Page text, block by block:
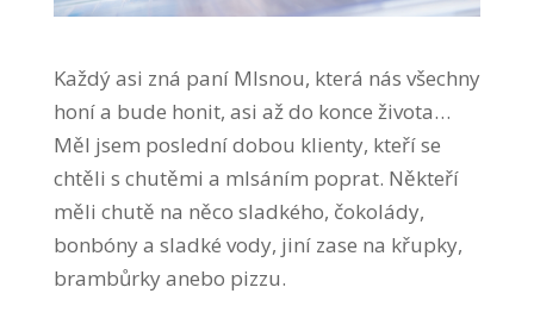
Každý asi zná paní Mlsnou, která nás všechny
honí a bude honit, asi až do konce života…
Měl jsem poslední dobou klienty, kteří se
chtěli s chutěmi a mlsáním poprat. Někteří
měli chutě na něco sladkého, čokolády,
bonbóny a sladké vody, jiní zase na křupky,
brambůrky anebo pizzu.